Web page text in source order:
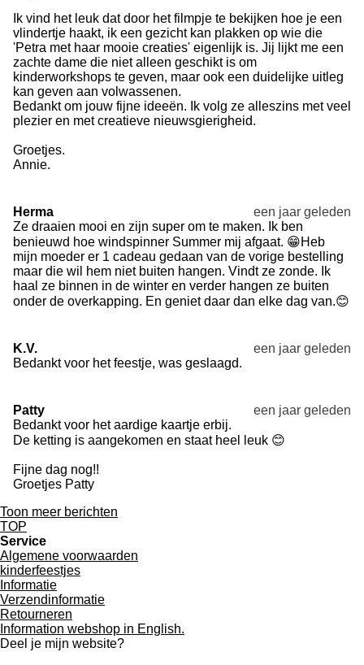
Ik vind het leuk dat door het filmpje te bekijken hoe je een
vlindertje haakt, ik een gezicht kan plakken op wie die
'Petra met haar mooie creaties' eigenlijk is. Jij lijkt me een
zachte dame die niet alleen geschikt is om
kinderworkshops te geven, maar ook een duidelijke uitleg
kan geven aan volwassenen.
Bedankt om jouw fijne ideeën. Ik volg ze alleszins met veel
plezier en met creatieve nieuwsgierigheid.
Groetjes.
Annie.
Herma
een jaar geleden
Ze draaien mooi en zijn super om te maken. Ik ben
benieuwd hoe windspinner Summer mij afgaat. 😁Heb
mijn moeder er 1 cadeau gedaan van de vorige bestelling
maar die wil hem niet buiten hangen. Vindt ze zonde. Ik
haal ze binnen in de winter en verder hangen ze buiten
onder de overkapping. En geniet daar dan elke dag van.😊
K.V.
een jaar geleden
Bedankt voor het feestje, was geslaagd.
Patty
een jaar geleden
Bedankt voor het aardige kaartje erbij.
De ketting is aangekomen en staat heel leuk 😊
Fijne dag nog!!
Groetjes Patty
Toon meer berichten
TOP
Service
Algemene voorwaarden
kinderfeestjes
Informatie
Verzendinformatie
Retourneren
Information webshop in English.
Deel je mijn website?